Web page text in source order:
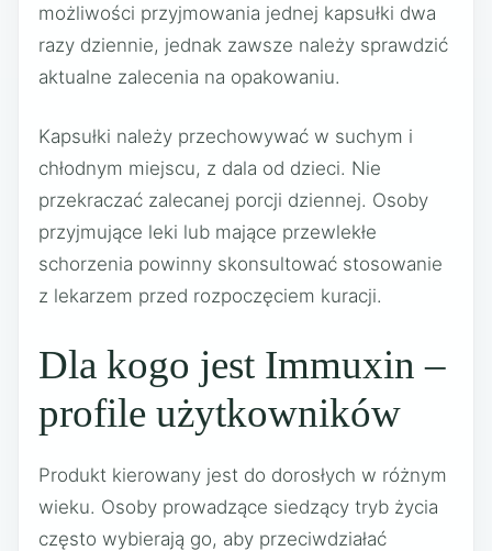
możliwości przyjmowania jednej kapsułki dwa
razy dziennie, jednak zawsze należy sprawdzić
aktualne zalecenia na opakowaniu.
Kapsułki należy przechowywać w suchym i
chłodnym miejscu, z dala od dzieci. Nie
przekraczać zalecanej porcji dziennej. Osoby
przyjmujące leki lub mające przewlekłe
schorzenia powinny skonsultować stosowanie
z lekarzem przed rozpoczęciem kuracji.
Dla kogo jest Immuxin –
profile użytkowników
Produkt kierowany jest do dorosłych w różnym
wieku. Osoby prowadzące siedzący tryb życia
często wybierają go, aby przeciwdziałać